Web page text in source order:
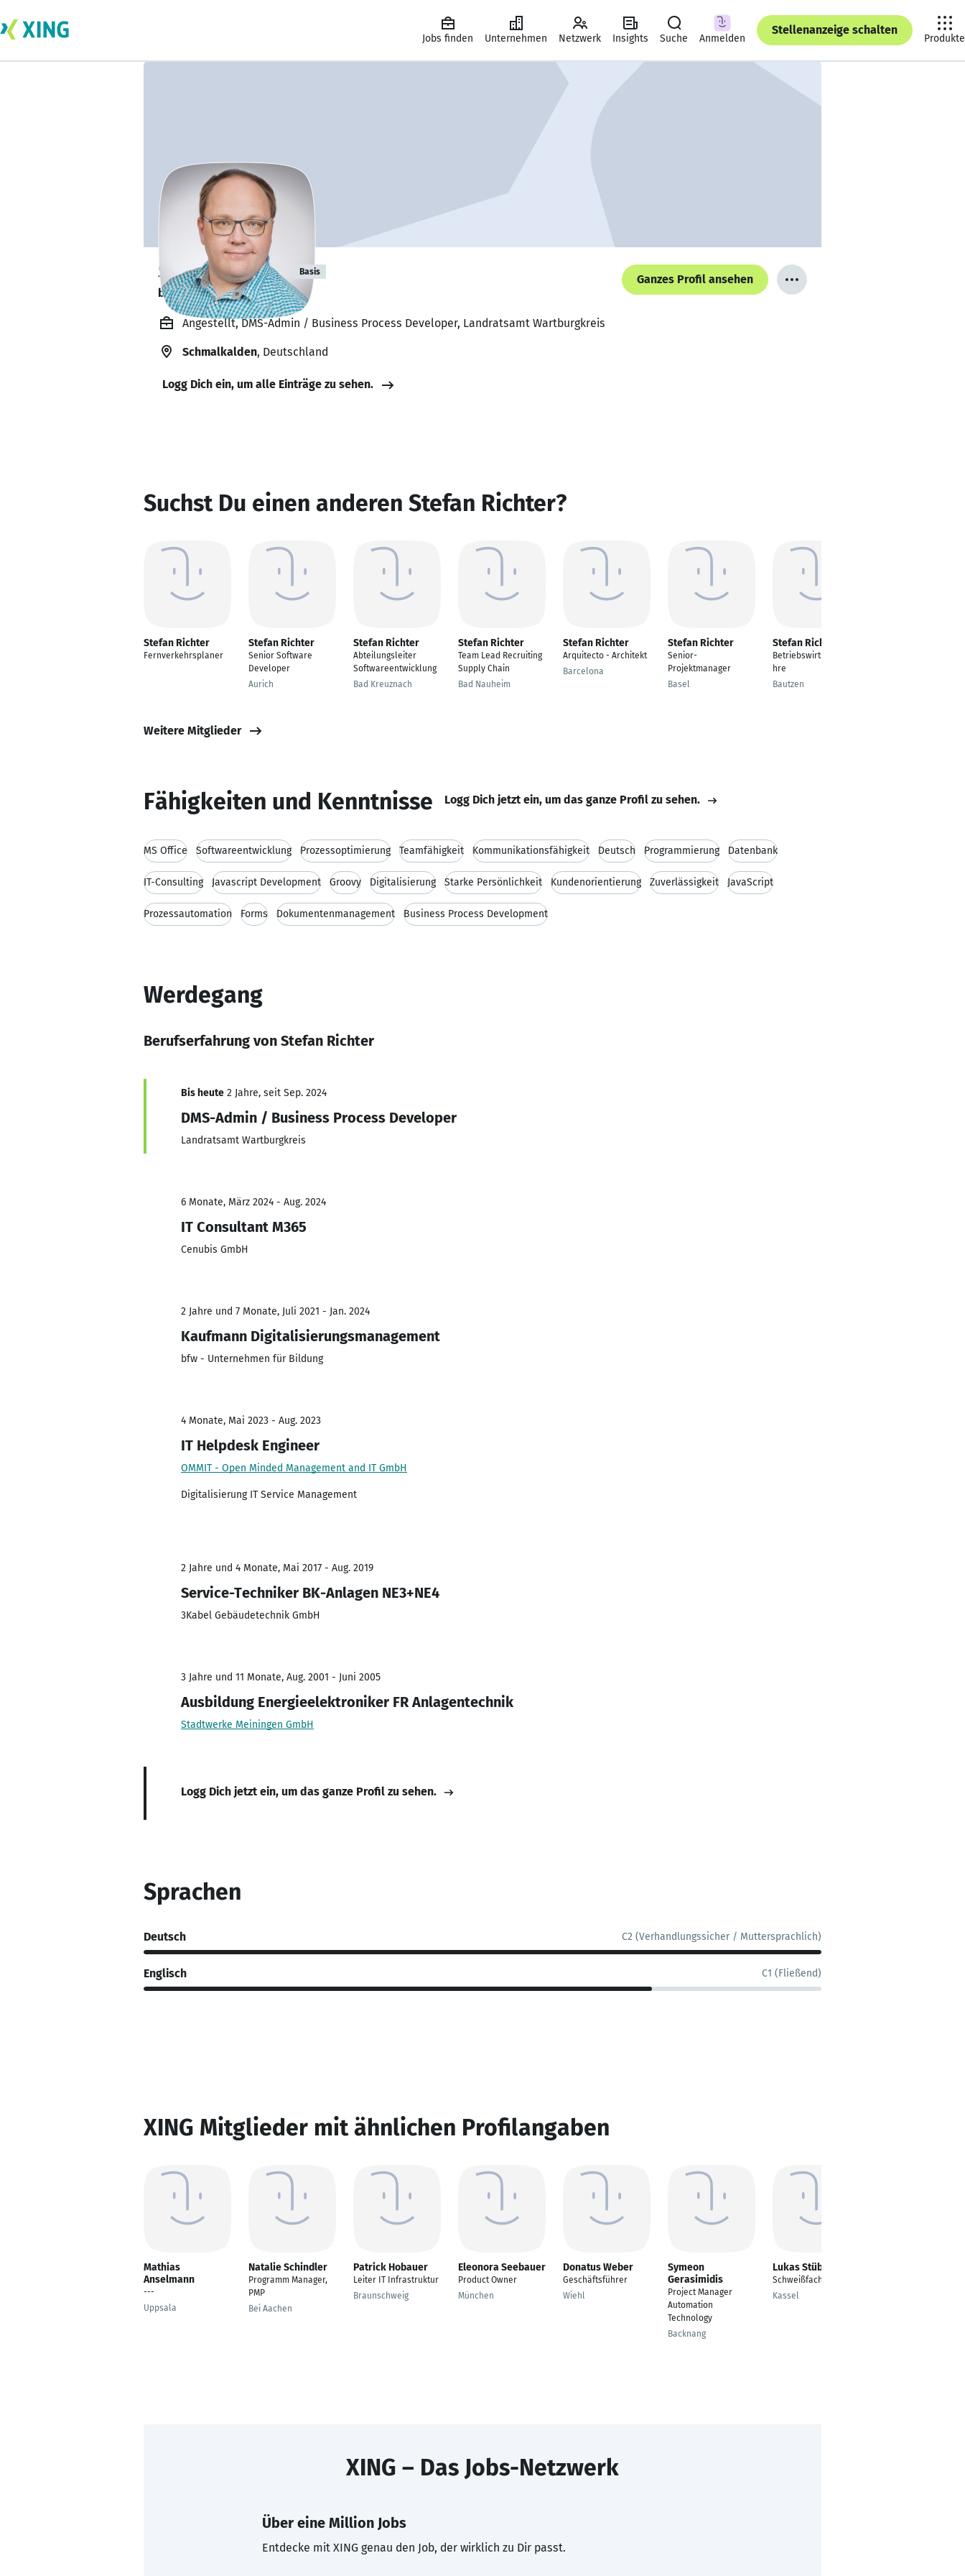
Jobs finden Unternehmen Netzwerk Insights Suche Anmelden
Stellenanzeige schalten
Produkte
Stefan Richter Basis
bildet sich zurzeit weiter. 🎓
Ganzes Profil ansehen
Angestellt, DMS-Admin / Business Process Developer, Landratsamt Wartburgkreis
Schmalkalden, Deutschland
Logg Dich ein, um alle Einträge zu sehen.
Suchst Du einen anderen Stefan Richter?
Stefan Richter
Fernverkehrsplaner
Stefan Richter
Senior Software
Developer
Aurich
Stefan Richter
Abteilungsleiter
Softwareentwicklung
Bad Kreuznach
Stefan Richter
Team Lead Recruiting
Supply Chain
Bad Nauheim
Stefan Richter
Arquitecto - Architekt
Barcelona
Stefan Richter
Senior-
Projektmanager
Basel
Stefan Richter
Betriebswirtschaftsle
hre
Bautzen
Weitere Mitglieder
Fähigkeiten und Kenntnisse Logg Dich jetzt ein, um das ganze Profil zu sehen.
MS Office Softwareentwicklung Prozessoptimierung Teamfähigkeit Kommunikationsfähigkeit Deutsch Programmierung Datenbank
IT-Consulting Javascript Development Groovy Digitalisierung Starke Persönlichkeit Kundenorientierung Zuverlässigkeit JavaScript
Prozessautomation Forms Dokumentenmanagement Business Process Development
Werdegang
Berufserfahrung von Stefan Richter
Bis heute 2 Jahre, seit Sep. 2024
DMS-Admin / Business Process Developer
Landratsamt Wartburgkreis
6 Monate, März 2024 - Aug. 2024
IT Consultant M365
Cenubis GmbH
2 Jahre und 7 Monate, Juli 2021 - Jan. 2024
Kaufmann Digitalisierungsmanagement
bfw - Unternehmen für Bildung
4 Monate, Mai 2023 - Aug. 2023
IT Helpdesk Engineer
OMMIT - Open Minded Management and IT GmbH
Digitalisierung IT Service Management
2 Jahre und 4 Monate, Mai 2017 - Aug. 2019
Service-Techniker BK-Anlagen NE3+NE4
3Kabel Gebäudetechnik GmbH
3 Jahre und 11 Monate, Aug. 2001 - Juni 2005
Ausbildung Energieelektroniker FR Anlagentechnik
Stadtwerke Meiningen GmbH
Logg Dich jetzt ein, um das ganze Profil zu sehen.
Sprachen
Deutsch C2 (Verhandlungssicher / Muttersprachlich)
Englisch C1 (Fließend)
XING Mitglieder mit ähnlichen Profilangaben
Mathias
Anselmann
---
Uppsala
Natalie Schindler
Programm Manager,
PMP
Bei Aachen
Patrick Hobauer
Leiter IT Infrastruktur
Braunschweig
Eleonora Seebauer
Product Owner
München
Donatus Weber
Geschäftsführer
Wiehl
Symeon
Gerasimidis
Project Manager
Automation
Technology
Backnang
Lukas Stüber
Schweißfachingenieur
Kassel
XING – Das Jobs-Netzwerk
Über eine Million Jobs
Entdecke mit XING genau den Job, der wirklich zu Dir passt.